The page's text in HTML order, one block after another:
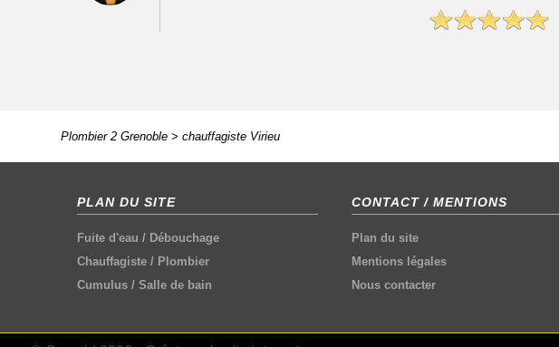
Plombier 2 Grenoble> chauffagiste Virieu
PLAN DU SITE
Fuite d'eau / Débouchage
Chauffagiste / Plombier
Cumulus /Salle de bain
CONTACT / MENTIONS
Plan du site
Mentions légales
Nous contacter